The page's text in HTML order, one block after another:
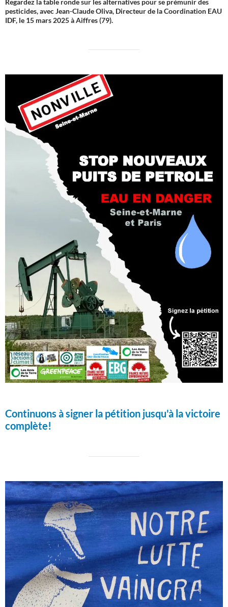
pesticides, avec Jean-Claude Oliva, Directeur de la Coordination EAU
IDF, le 15 mars 2025 à Aiffres (79).
Continuons à signer la pétition jusqu'à la victoire
complète!